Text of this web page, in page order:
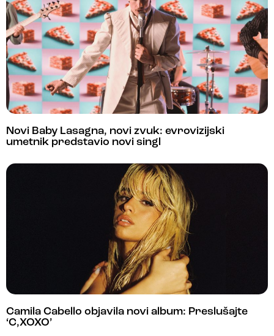
Novi Baby Lasagna, novi zvuk: evrovizijski
umetnik predstavio novi singl
Camila Cabello objavila novi album: Preslušajte
‘C,XOXO’